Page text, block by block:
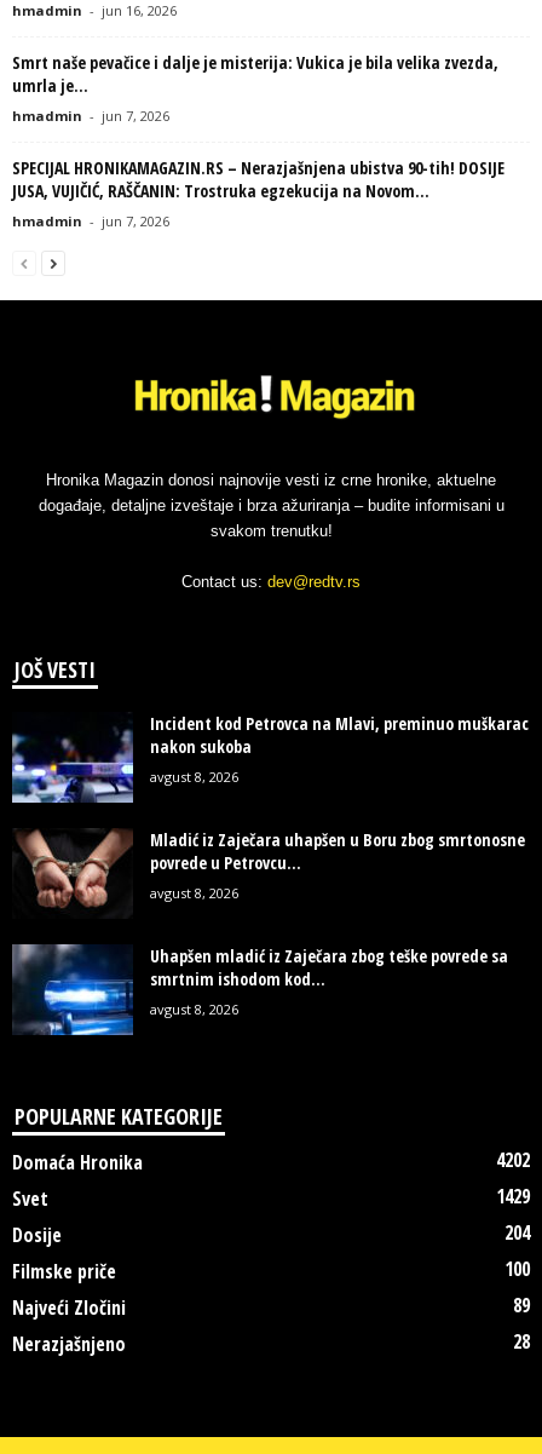
hmadmin - jun 16, 2026
Smrt naše pevačice i dalje je misterija: Vukica je bila velika zvezda,
umrla je...
hmadmin - jun 7, 2026
SPECIJAL HRONIKAMAGAZIN.RS – Nerazjašnjena ubistva 90-tih! DOSIJE
JUSA, VUJIČIĆ, RAŠČANIN: Trostruka egzekucija na Novom...
hmadmin - jun 7, 2026
Hronika Magazin donosi najnovije vesti iz crne hronike, aktuelne
događaje, detaljne izveštaje i brza ažuriranja – budite informisani u
svakom trenutku!
Contact us: dev@redtv.rs
JOŠ VESTI
Incident kod Petrovca na Mlavi, preminuo muškarac
nakon sukoba
avgust 8, 2026
Mladić iz Zaječara uhapšen u Boru zbog smrtonosne
povrede u Petrovcu...
avgust 8, 2026
Uhapšen mladić iz Zaječara zbog teške povrede sa
smrtnim ishodom kod...
avgust 8, 2026
POPULARNE KATEGORIJE
Domaća Hronika
4202
Svet
1429
Dosije
204
Filmske priče
100
Najveći Zločini
89
Nerazjašnjeno
28